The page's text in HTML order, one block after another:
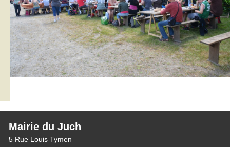
Mairie du Juch
5 Rue Louis Tymen